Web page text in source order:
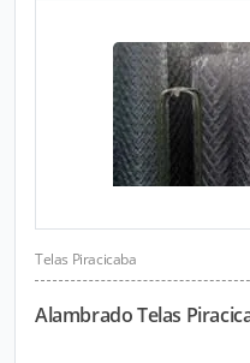
Telas Piracicaba
Alambrado Telas